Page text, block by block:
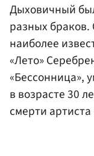
Дыховичный
разных
наиболее
«Лето»
«Бессонница»,
в возрасте 30
смерти